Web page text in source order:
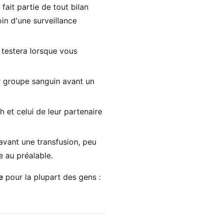
fait partie de tout bilan
d'une surveillance
lorsque vous
sanguin avant un
et celui de leur partenaire
une transfusion, peu
au préalable.
pour la plupart des gens :